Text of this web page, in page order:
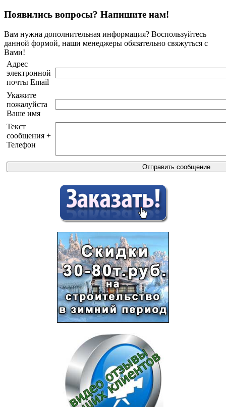
Появились вопросы? Напишите нам!
Вам нужна дополнительная информация? Воспользуйтесь
данной формой, наши менеджеры обязательно свяжуться с
Вами!
Адрес
электронной
почты Email
Укажите
пожалуйста
Ваше имя
Текст
сообщения +
Телефон